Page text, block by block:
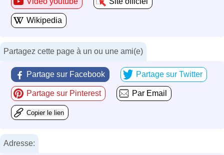
Wikipedia
Partagez cette page à un ou une ami(e)
Partage sur Facebook Partage sur Twitter
Partage sur Pinterest Par Email
Copier le lien
Adresse: